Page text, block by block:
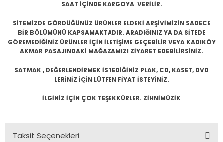
SAAT İÇİNDE KARGOYA VERİLİR.
SİTEMİZDE GÖRDÜĞÜNÜZ ÜRÜNLER ELDEKİ ARŞİVİMİZİN SADECE
BİR BÖLÜMÜNÜ KAPSAMAKTADIR. ARADIĞINIZ YA DA SİTEDE
GÖREMEDİĞİNİZ ÜRÜNLER İÇİN İLETİŞİME GEÇEBİLİR VEYA KADIKÖY
AKMAR PASAJINDAKİ MAĞAZAMIZI ZİYARET EDEBİLİRSİNİZ.
SATMAK , DEĞERLENDİRMEK İSTEDİĞİNİZ PLAK, CD, KASET, DVD
LERİNİZ İÇİN LÜTFEN FİYAT İSTEYİNİZ.
İLGİNİZ İÇİN ÇOK TEŞEKKÜRLER. ZİHNİMÜZİK
Taksit Seçenekleri